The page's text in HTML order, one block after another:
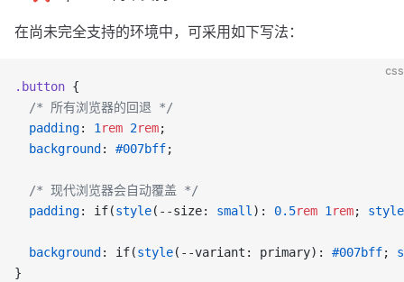
在尚未完全支持的环境中，可采用如下写法：
css
.button {
  /* 所有浏览器的回退 */
  padding
: 1 rem 2rem;
  background
: #007bff;
  /* 现代浏览器会自动覆盖 */
  padding
: if(style(--size: small ): 0.5rem 1 rem; style
  background
: if(style(--variant: primary): #007bff;
}